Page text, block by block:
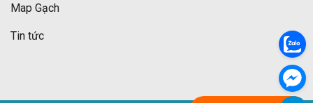
Map Gạch
Tin tức